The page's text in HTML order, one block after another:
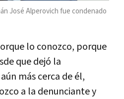
José Alperovich fue condenado
lo conozco, porque
que dejó la
más cerca de él,
a la denunciante y